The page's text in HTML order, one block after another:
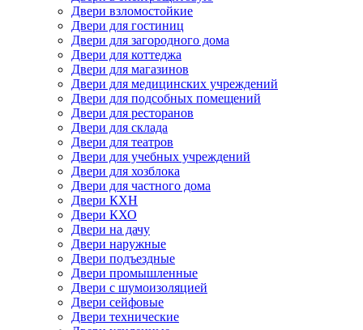
Двери взломостойкие
Двери для гостиниц
Двери для загородного дома
Двери для коттеджа
Двери для магазинов
Двери для медицинских учреждений
Двери для подсобных помещений
Двери для ресторанов
Двери для склада
Двери для театров
Двери для учебных учреждений
Двери для хозблока
Двери для частного дома
Двери КХН
Двери КХО
Двери на дачу
Двери наружные
Двери подъездные
Двери промышленные
Двери с шумоизоляцией
Двери сейфовые
Двери технические